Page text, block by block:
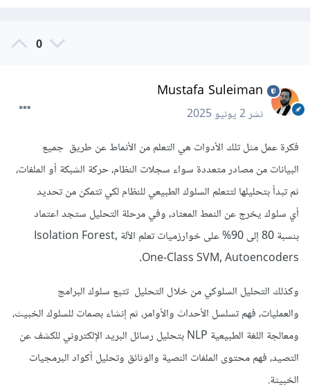
0
Mustafa Suleiman
نشر2 يونيو 2025
فكرة عمل مثل تلك الأدوات هي التعلم من الأنماط عن طريق جميع
البيانات من مصادر متعددة سواء سجلات النظام، حركة الشبكة أو الملفات،
ثم تبدأ بتحليلها لتتعلم السلوك الطبيعي للنظام لكي تتمكن من تحديد
أي سلوك يخرج عن النمط المعتاد، وفي مرحلة التحليل ستجد اعتماد
بنسبة 80 إلى 90% على خوارزميات تعلم الآلة Isolation Forest,
One-Class SVM, Autoencoders.
وكذلك التحليل السلوكي من خلال التحليل تتبع سلوك البرامج
والعمليات، فهم تسلسل الأحداث والأوامر، ثم إنشاء بصمات للسلوك الخبيث،
ومعالجة اللغة الطبيعية NLP بتحليل رسائل البريد الإلكتروني للكشف عن
التصيد، فهم محتوى الملفات النصية والوثائق وتحليل أكواد البرمجيات
الخبيثة.